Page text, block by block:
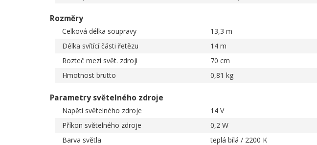
Rozměry
Celková délka soupravy
13,3 m
Délka svítící části řetězu
14 m
Rozteč mezi svět. zdroji
70 cm
Hmotnost brutto
0,81 kg
Parametry světelného zdroje
Napětí světelného zdroje
14 V
Příkon světelného zdroje
0,2 W
Barva světla
teplá bílá / 2200 K